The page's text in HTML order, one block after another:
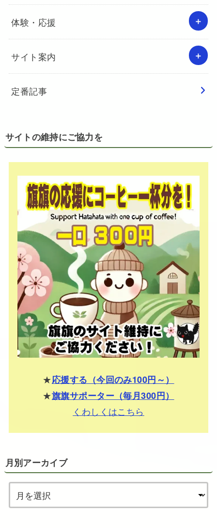
体験・応援
サイト案内
定番記事
サイトの維持にご協力を
★応援する（今回のみ100円～）
★旗旗サポーター（毎月300円）
くわしくはこちら
月別アーカイブ